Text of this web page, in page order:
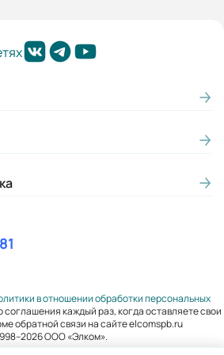
в отношении обработки персональных
соглашения каждый раз, когда оставляете свои
обратной связи на сайте elcomspb.ru
ООО «Элком».